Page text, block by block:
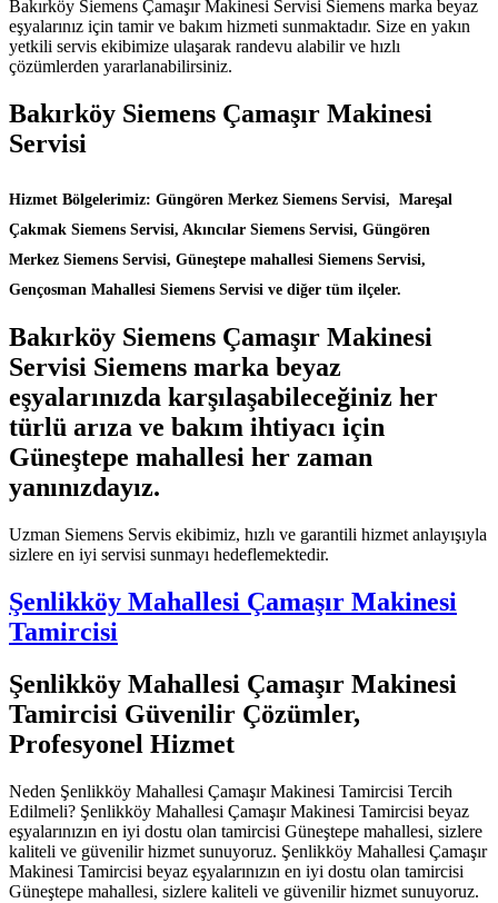
Bakırköy Siemens Çamaşır Makinesi Servisi Siemens marka beyaz
eşyalarınız için tamir ve bakım hizmeti sunmaktadır. Size en yakın
yetkili servis ekibimize ulaşarak randevu alabilir ve hızlı
çözümlerden yararlanabilirsiniz.
Bakırköy Siemens Çamaşır Makinesi
Servisi
Hizmet Bölgelerimiz: Güngören Merkez Siemens Servisi, Mareşal
Çakmak Siemens Servisi, Akıncılar Siemens Servisi, Güngören
Merkez Siemens Servisi, Güneştepe mahallesi Siemens Servisi,
Gençosman Mahallesi Siemens Servisi ve diğer tüm ilçeler.
Bakırköy Siemens Çamaşır Makinesi
Servisi Siemens marka beyaz
eşyalarınızda karşılaşabileceğiniz her
türlü arıza ve bakım ihtiyacı için
Güneştepe mahallesi her zaman
yanınızdayız.
Uzman Siemens Servis ekibimiz, hızlı ve garantili hizmet anlayışıyla
sizlere en iyi servisi sunmayı hedeflemektedir.
Şenlikköy Mahallesi Çamaşır Makinesi
Tamircisi
Şenlikköy Mahallesi Çamaşır Makinesi
Tamircisi Güvenilir Çözümler,
Profesyonel Hizmet
Neden Şenlikköy Mahallesi Çamaşır Makinesi Tamircisi Tercih
Edilmeli? Şenlikköy Mahallesi Çamaşır Makinesi Tamircisi beyaz
eşyalarınızın en iyi dostu olan tamircisi Güneştepe mahallesi, sizlere
kaliteli ve güvenilir hizmet sunuyoruz. Şenlikköy Mahallesi Çamaşır
Makinesi Tamircisi beyaz eşyalarınızın en iyi dostu olan tamircisi
Güneştepe mahallesi, sizlere kaliteli ve güvenilir hizmet sunuyoruz.